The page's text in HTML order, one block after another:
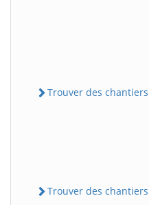
Trouver des chantiers
Trouver des chantiers